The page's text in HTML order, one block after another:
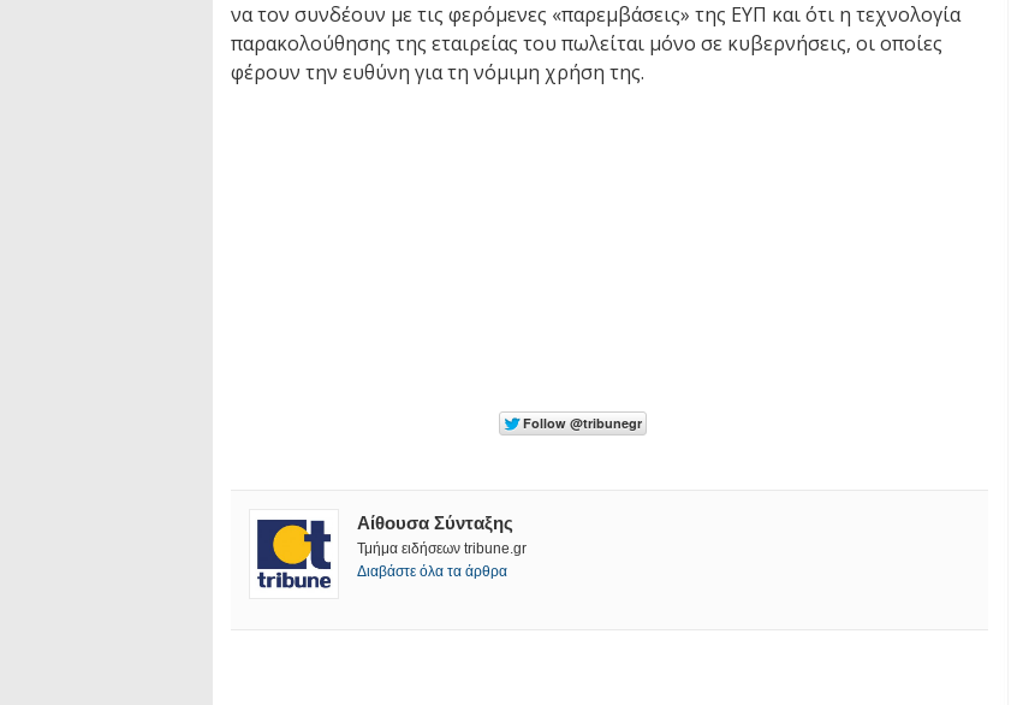
να τον συνδέουν με τις φερόμενες «παρεμβάσεις» της ΕΥΠ και ότι η τεχνολογία
παρακολούθησης της εταιρείας του πωλείται μόνο σε κυβερνήσεις, οι οποίες
φέρουν την ευθύνη για τη νόμιμη χρήση της.
Αίθουσα Σύνταξης
Τμήμα ειδήσεων tribune.gr
Διαβάστε όλα τα άρθρα